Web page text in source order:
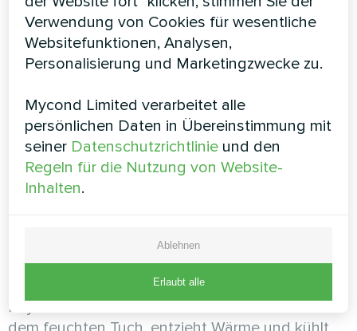
auf 40 kJ/kg zu kühlen, wird folgende Leistung
benötigt: Q = 0,33 × (65 – 40) = 8,25 kW.
Im psychrometrischen Diagramm wird die
linken oberen Bereich dargestellt.
7. Feuchtkugeltemperatur
Die Feuchtkugeltemperatur (T
umwickelt ist, durch das Luft strömt. Sie wird in
Physik des Prozesses: Wasser verdunstet aus
Verwendung von Cookies für wesentliche
Websitefunktionen, Analysen,
Personalisierung und Marketingzwecke zu.
Mycond Limited verarbeitet alle
persönlichen Daten in Übereinstimmung mit
seiner Datenschutzrichtlinie und den
Regeln für die Nutzung von Website-
Inhalten.
Ablehnen
Erlaubt alle